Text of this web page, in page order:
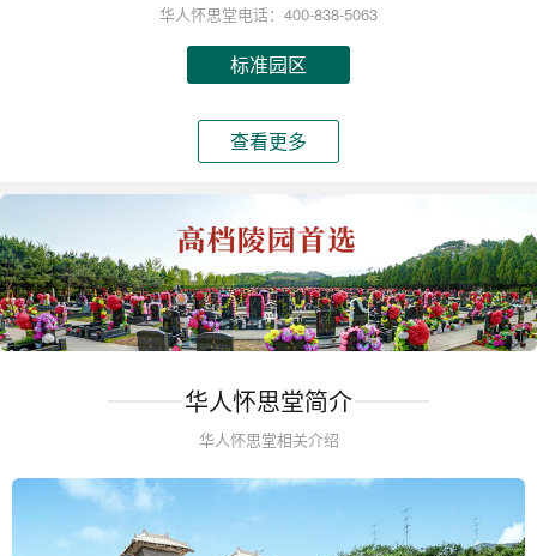
华人怀思堂电话：400-838-5063
标准园区
查看更多
华人怀思堂简介
华人怀思堂相关介绍